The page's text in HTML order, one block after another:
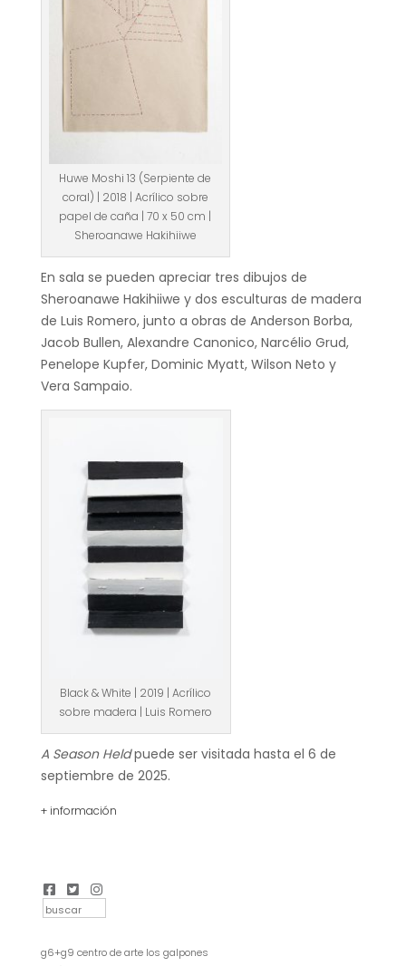
Huwe Moshi 13 (Serpiente de
coral) | 2018 | Acrílico sobre
papel de caña | 70 x 50 cm |
Sheroanawe Hakihiiwe
En sala se pueden apreciar tres dibujos de
Sheroanawe Hakihiiwe y dos esculturas de madera
de Luis Romero, junto a obras de Anderson Borba,
Jacob Bullen, Alexandre Canonico, Narcélio Grud,
Penelope Kupfer, Dominic Myatt, Wilson Neto y
Vera Sampaio.
Black & White | 2019 | Acrílico
sobre madera | Luis Romero
A Season Heldpuede ser visitada hasta el 6 de
septiembre de 2025.
+ información
g6+g9 centro de arte los galpones